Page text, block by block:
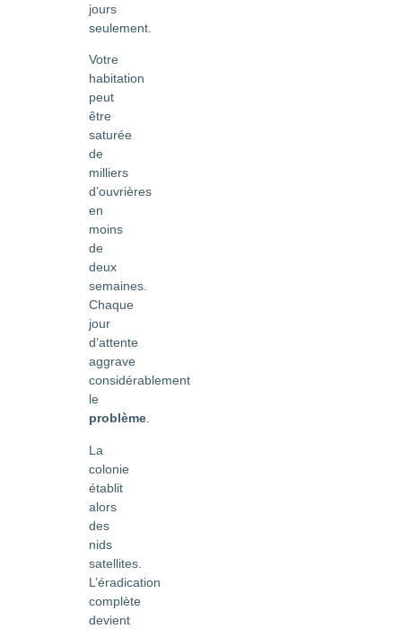
jours
seulement.
Votre
habitation
peut
être
saturée
de
milliers
d’ouvrières
en
moins
de
deux
semaines.
Chaque
jour
d’attente
aggrave
considérablement
le
problème.
La
colonie
établit
alors
des
nids
satellites.
L’éradication
complète
devient